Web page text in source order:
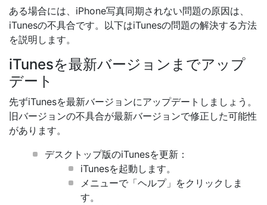
ある場合には、iPhone写真同期されない問題の原因は、
iTunesの不具合です。以下はiTunesの問題の解決する方法
を説明します。
iTunesを最新バージョンまでアップ
デート
先ずiTunesを最新バージョンにアップデートしましょう。
旧バージョンの不具合が最新バージョンで修正した可能性
があります。
デスクトップ版のiTunesを更新：
iTunesを起動します。
メニューで「ヘルプ」をクリックしま
す。